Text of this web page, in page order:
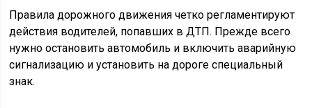
Правила дорожного движения четко регламентируют
действия водителей, попавших в ДТП. Прежде всего
нужно остановить автомобиль и включить аварийную
сигнализацию и установить на дороге специальный
знак.